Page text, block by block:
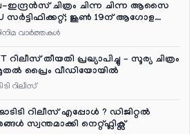
ചിത്രം ചിന്ന ചിന്ന ആസൈ
U സർട്ടിഫിക്കറ്റ്; ജൂൺ 19ന് ആഗോള
വാര്‍ത്തകള്‍
റിലീസ് തീയതി പ്രഖ്യാപിച്ചു – സൂര്യ ചിത്രം
പ്രൈം വീഡിയോയിൽ
റിലീസ്
റിലീസ് എപ്പോൾ ? ഡിജിറ്റൽ
സ്വന്തമാക്കി നെറ്റ്ഫ്ലിക്സ്